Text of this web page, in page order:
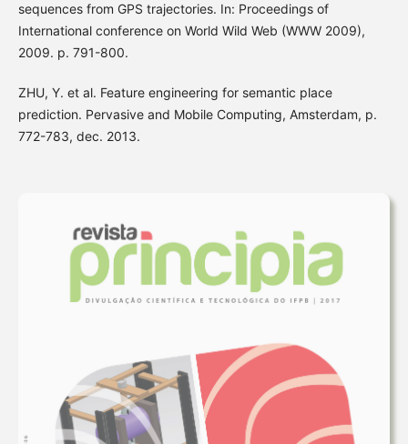
sequences from GPS trajectories. In: Proceedings of
International conference on World Wild Web (WWW 2009),
2009. p. 791-800.
ZHU, Y. et al. Feature engineering for semantic place
prediction. Pervasive and Mobile Computing, Amsterdam, p.
772-783, dec. 2013.